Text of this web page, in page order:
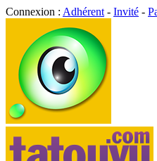
Connexion : Adhérent - Invité -